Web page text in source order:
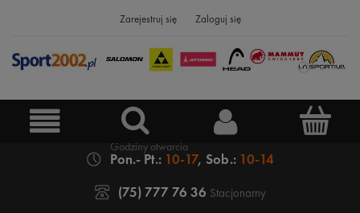
Zarejestruj się Zaloguj się
Pon.- Pt.: 10-17, Sob.: 10-14
(75) 777 76 36 Stacjonarny